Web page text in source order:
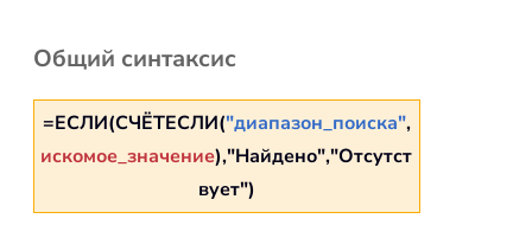
Общий синтаксис
=ЕСЛИ(СЧЁТЕСЛИ("диапазон_поиска",
искомое_значение),"Найдено","Отсутст
вует")